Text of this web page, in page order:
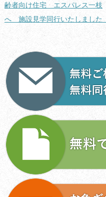
稿
ナ
シ
ョ
齢者向け住宅 エスパレス一枝
へ 施設見学同行いたしました